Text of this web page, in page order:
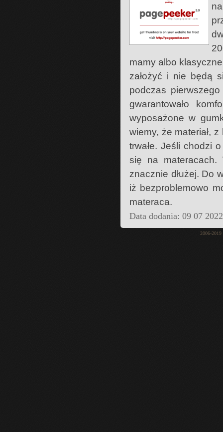
mamy albo
założyć i nie będą
podczas
gwarantowało
wyposażone w
wiemy, że materiał,
trwałe. Jeśli chodzi
się na materacach.
znacznie dłużej. Do
iż bezproblemowo
materaca.
Data dodania: 09 07
2006-